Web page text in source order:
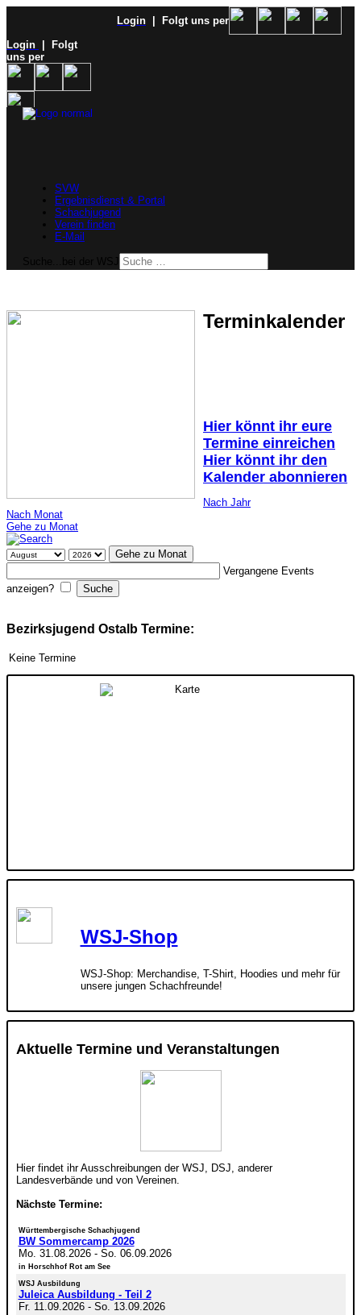
Login
| Folgt uns per
Login
| Folgt
uns per
SVW
Ergebnisdienst & Portal
Schachjugend
Verein finden
E-Mail
Terminkalender
Hier könnt ihr eure
Termine einreichen
Hier könnt ihr den
Kalender abonnieren
Nach Jahr
Nach Monat
Gehe zu Monat
Gehe zu Monat
Vergangene Events
anzeigen?
Bezirksjugend Ostalb Termine:
Keine Termine
WSJ-Shop
WSJ-Shop: Merchandise, T-Shirt, Hoodies und mehr für
unsere jungen Schachfreunde!
Aktuelle Termine und Veranstaltungen
Hier findet ihr Ausschreibungen der WSJ, DSJ, anderer
Landesverbände und von Vereinen.
Nächste Termine:
Württembergische Schachjugend
BW Sommercamp 2026
Mo. 31.08.2026- So. 06.09.2026
in Horschhof Rot am See
WSJ Ausbildung
Juleica Ausbildung - Teil 2
Fr. 11.09.2026- So. 13.09.2026